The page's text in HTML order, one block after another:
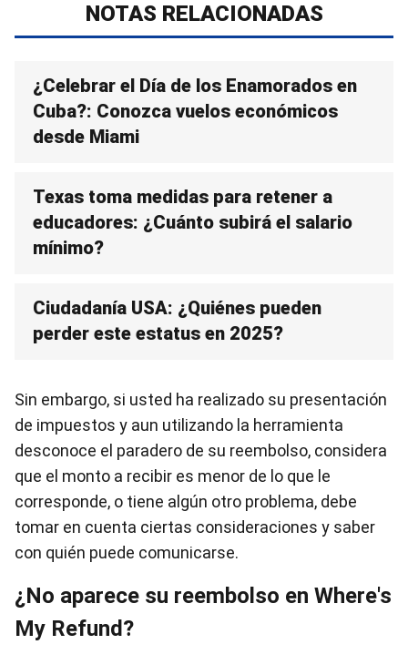
NOTAS RELACIONADAS
¿Celebrar el Día de los Enamorados en
Cuba?: Conozca vuelos económicos
desde Miami
Texas toma medidas para retener a
educadores: ¿Cuánto subirá el salario
mínimo?
Ciudadanía USA: ¿Quiénes pueden
perder este estatus en 2025?
Sin embargo, si usted ha realizado su presentación
de impuestos y aun utilizando la herramienta
desconoce el paradero de su reembolso, considera
que el monto a recibir es menor de lo que le
corresponde, o tiene algún otro problema, debe
tomar en cuenta ciertas consideraciones y saber
con quién puede comunicarse.
¿No aparece su reembolso en Where's
My Refund?